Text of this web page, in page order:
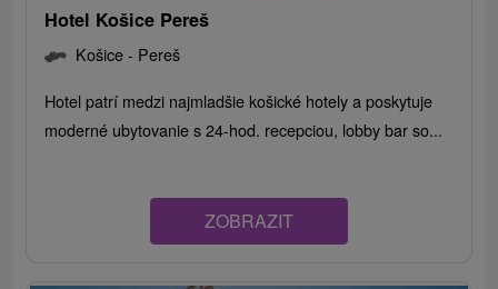
Hotel Košice Pereš
Košice - Pereš
Hotel patrí medzi najmladšie košické hotely a poskytuje
moderné ubytovanie s 24-hod. recepciou, lobby bar so...
ZOBRAZIT